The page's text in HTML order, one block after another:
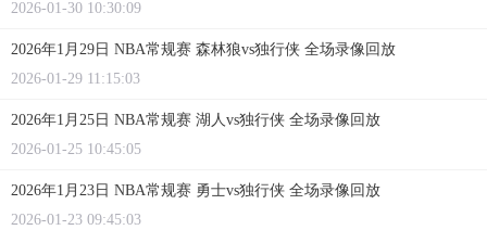
2026-01-30 10:30:09
2026年1月29日 NBA常规赛 森林狼vs独行侠 全场录像回放
2026-01-29 11:15:03
2026年1月25日 NBA常规赛 湖人vs独行侠 全场录像回放
2026-01-25 10:45:05
2026年1月23日 NBA常规赛 勇士vs独行侠 全场录像回放
2026-01-23 09:45:03